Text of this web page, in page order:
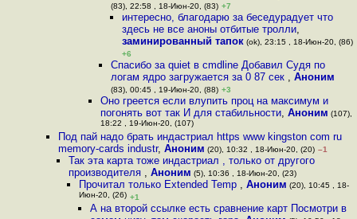
(83), 22:58 , 18-Июн-20, (83) +7
интересно, благодарю за беседурадует что
здесь не все аноны отбитые тролли,
заминированный тапок(ok), 23:15 , 18-Июн-20, (86)
+6
Спасибо за quiet в cmdline Добавил Судя по
логам ядро загружается за 0 87 сек ,Аноним
(83), 00:45 , 19-Июн-20, (88) +3
Оно греется если влупить проц на максимум и
погонять вот так И для стабильности, Аноним (107),
18:22 , 19-Июн-20, (107)
Под пай надо брать индастриал https www kingston com ru
memory-cards industr, Аноним (20), 10:32 , 18-Июн-20, (20) –1
Так эта карта тоже индастриал , только от другого
производителя , Аноним (5), 10:36 , 18-Июн-20, (23)
Прочитал только Extended Temp ,Аноним (20), 10:45 , 18-
Июн-20, (26) +1
А на второй ссылке есть сравнение карт Посмотри в